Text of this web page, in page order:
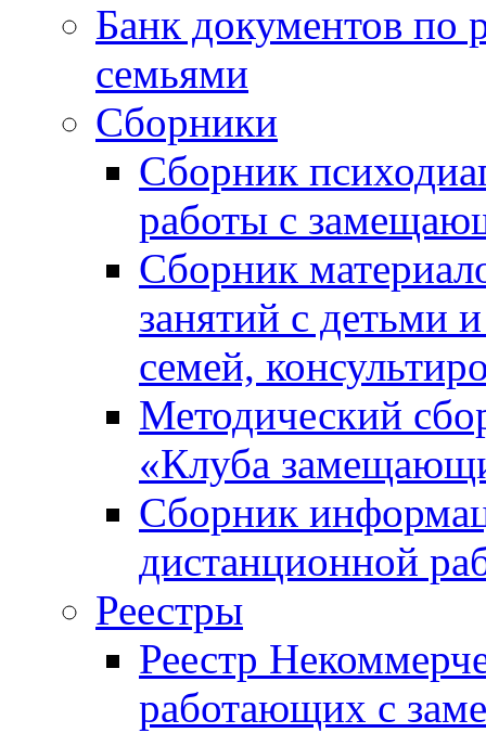
Банк документов
семьями
Сборники
Сборник
работы с
Сборник
занятий с детьми
семей,
Методический
«Клуба
Сборник
дистанционной
Реестры
Реестр
работающих с